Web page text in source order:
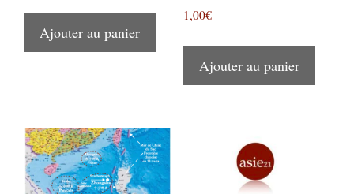
Ajouter au panier
1,00€
Ajouter au panier